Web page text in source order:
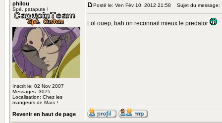
philou
Spé. patapute !
Inscrit le: 02 Nov 2007
Messages: 3075
Localisation: Chez les
mangeurs de Maïs !
Posté le: Ven Fév 10, 2012 21:58 Sujet du message:
Lol ouep, bah on reconnait mieux le predator
Revenir en haut de page